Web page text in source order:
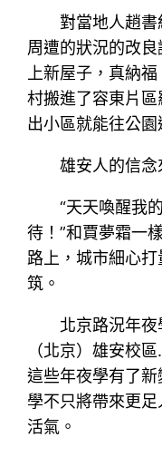
對當地人趙書
周遭的狀況的改
上新屋子，真納
村搬進了容東片
出小區就能往公園
雄安人的信念
“天天喚醒我
待！”和賈夢霜一
路上，城市細心
筑。
北京路況年
（北京）雄安校
這些年夜學有了
學不只將帶來更
活氣。